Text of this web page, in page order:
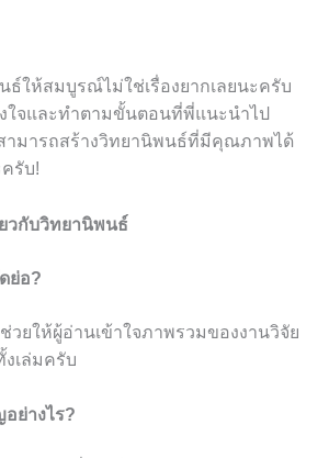
ธ์ให้สมบูรณ์ไม่ใช่เรื่องยากเลยนะครับ
ใจและทำตามขั้นตอนที่พี่แนะนำไป
ามารถสร้างวิทยานิพนธ์ที่มีคุณภาพได้
รับ!
วกับวิทยานิพนธ์
ย่อ?
ยให้ผู้อ่านเข้าใจภาพรวมของงานวิจัย
เล่มครับ
ย่างไร?